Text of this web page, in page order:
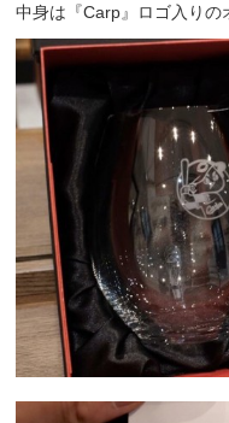
中身は『Carp』ロゴ入りの